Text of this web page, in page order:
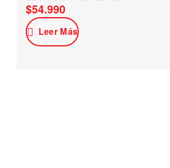
$54.990
Leer Más